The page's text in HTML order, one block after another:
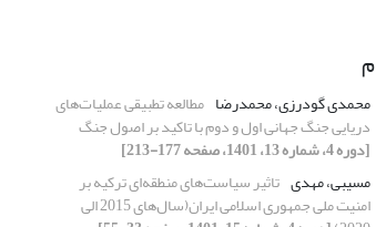
م
محمدی گودرزی، محمدرضا مطالعه تطبیقی عملیات‌های
دریایی جنگ جهانی اول و دوم با تاکید بر اصول جنگ
[دوره 4، شماره 13، 1401، صفحه 177-213]
مسیبی، مهدی تاثیر سیاست‌های منطقه‌ای ترکیه بر
امنیت ملی جمهوری اسلامی ایران(سال‌های 2015 الی